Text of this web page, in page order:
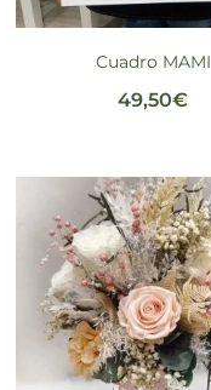
Cuadro MAMI
49,50€